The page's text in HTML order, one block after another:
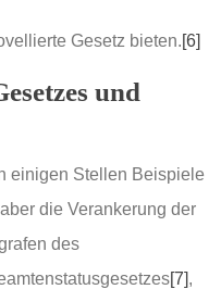
Gesetz bieten.[6]
und
einigen Stellen Beispiele
die Verankerung der
des
[7],